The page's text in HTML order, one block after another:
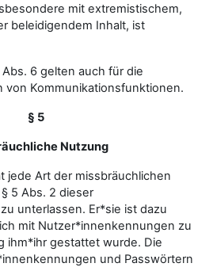
mit extremistischem,
beleidigendem Inhalt, ist
6 gelten auch für die
von Kommunikationsfunktionen.
§ 5
Nutzung
jede Art der missbräuchlichen
5 Abs. 2 dieser
unterlassen. Er*sie ist dazu
mit Nutzer*innenkennungen zu
ihm*ihr gestattet wurde. Die
und Passwörtern